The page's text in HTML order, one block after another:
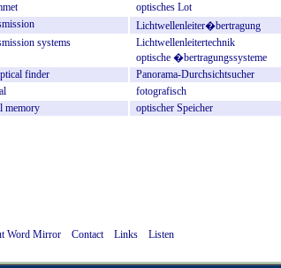
optisches Lot
Lichtwellenleiter�bertragung
systems
Lichtwellenleitertechnik
optische �bertragungssysteme
finder
Panorama-Durchsichtsucher
fotografisch
memory optischer Speicher
Word Mirror Contact Links Listen